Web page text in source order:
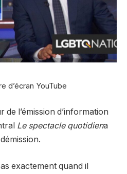
d’écran YouTube
de l’émission d’information
Le spectacle quotidiena
exactement quand il